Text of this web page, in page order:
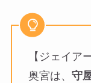
【ジェイア
奥宮は、 守